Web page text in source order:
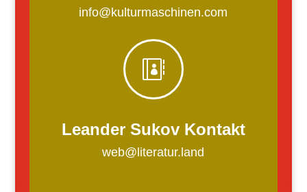
info@kulturmaschinen.com

Leander Sukov Kontakt
web@literatur.land